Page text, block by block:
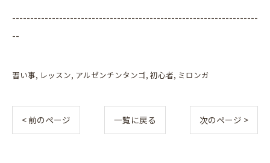
--------------------------------------------------------------------
--
習い事 レッスン アルゼンチンタンゴ 初心者 ミロンガ
< 前のページ 一覧に戻る 次のページ >